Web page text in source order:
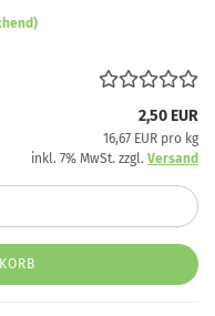
2,50 EUR
16,67 EUR pro kg
inkl. 7% MwSt. zzgl. Versand